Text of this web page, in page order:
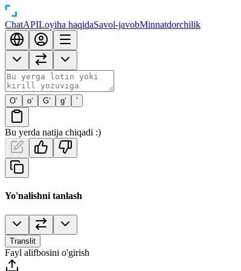
ChatAPILoyiha haqidaSavol-javobMinnatdorchilik
O‘ o‘ G‘ g‘ ’
Bu yerda natija chiqadi :)
Yo'nalishni tanlash
Translit
Fayl alifbosini o'girish